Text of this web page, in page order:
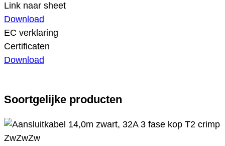
Link naar sheet
Download
EC verklaring
Certificaten
Download
Soortgelijke producten